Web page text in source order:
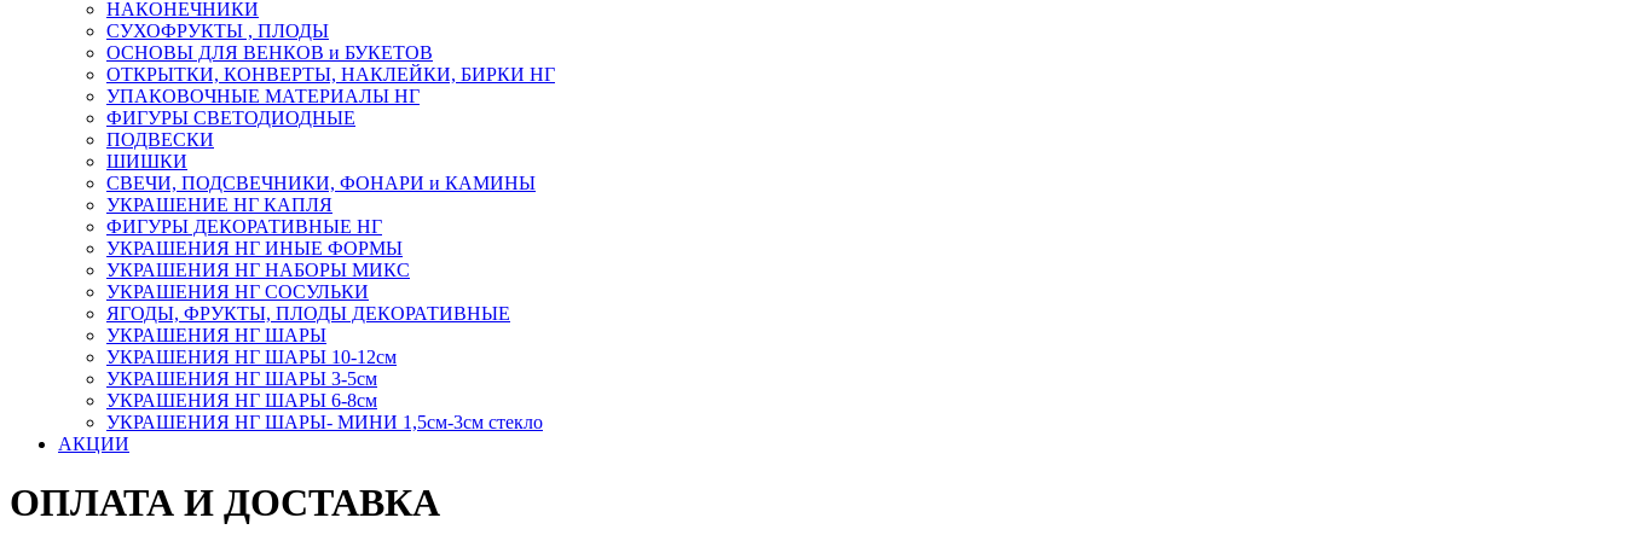
НАКОНЕЧНИКИ
СУХОФРУКТЫ , ПЛОДЫ
ОСНОВЫ ДЛЯ ВЕНКОВ и БУКЕТОВ
ОТКРЫТКИ, КОНВЕРТЫ, НАКЛЕЙКИ, БИРКИ НГ
УПАКОВОЧНЫЕ МАТЕРИАЛЫ НГ
ФИГУРЫ СВЕТОДИОДНЫЕ
ПОДВЕСКИ
ШИШКИ
СВЕЧИ, ПОДСВЕЧНИКИ, ФОНАРИ и КАМИНЫ
УКРАШЕНИЕ НГ КАПЛЯ
ФИГУРЫ ДЕКОРАТИВНЫЕ НГ
УКРАШЕНИЯ НГ ИНЫЕ ФОРМЫ
УКРАШЕНИЯ НГ НАБОРЫ МИКС
УКРАШЕНИЯ НГ СОСУЛЬКИ
ЯГОДЫ, ФРУКТЫ, ПЛОДЫ ДЕКОРАТИВНЫЕ
УКРАШЕНИЯ НГ ШАРЫ
УКРАШЕНИЯ НГ ШАРЫ 10-12см
УКРАШЕНИЯ НГ ШАРЫ 3-5см
УКРАШЕНИЯ НГ ШАРЫ 6-8см
УКРАШЕНИЯ НГ ШАРЫ- МИНИ 1,5см-3см стекло
АКЦИИ
ОПЛАТА И ДОСТАВКА